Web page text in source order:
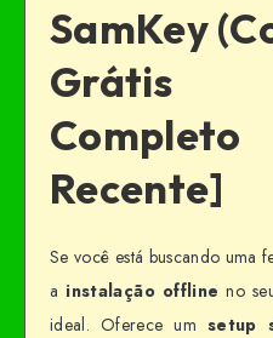
SamKey
Grátis
Recente]
Se você está buscando uma
a instalação offline no
ideal. Oferece um setup